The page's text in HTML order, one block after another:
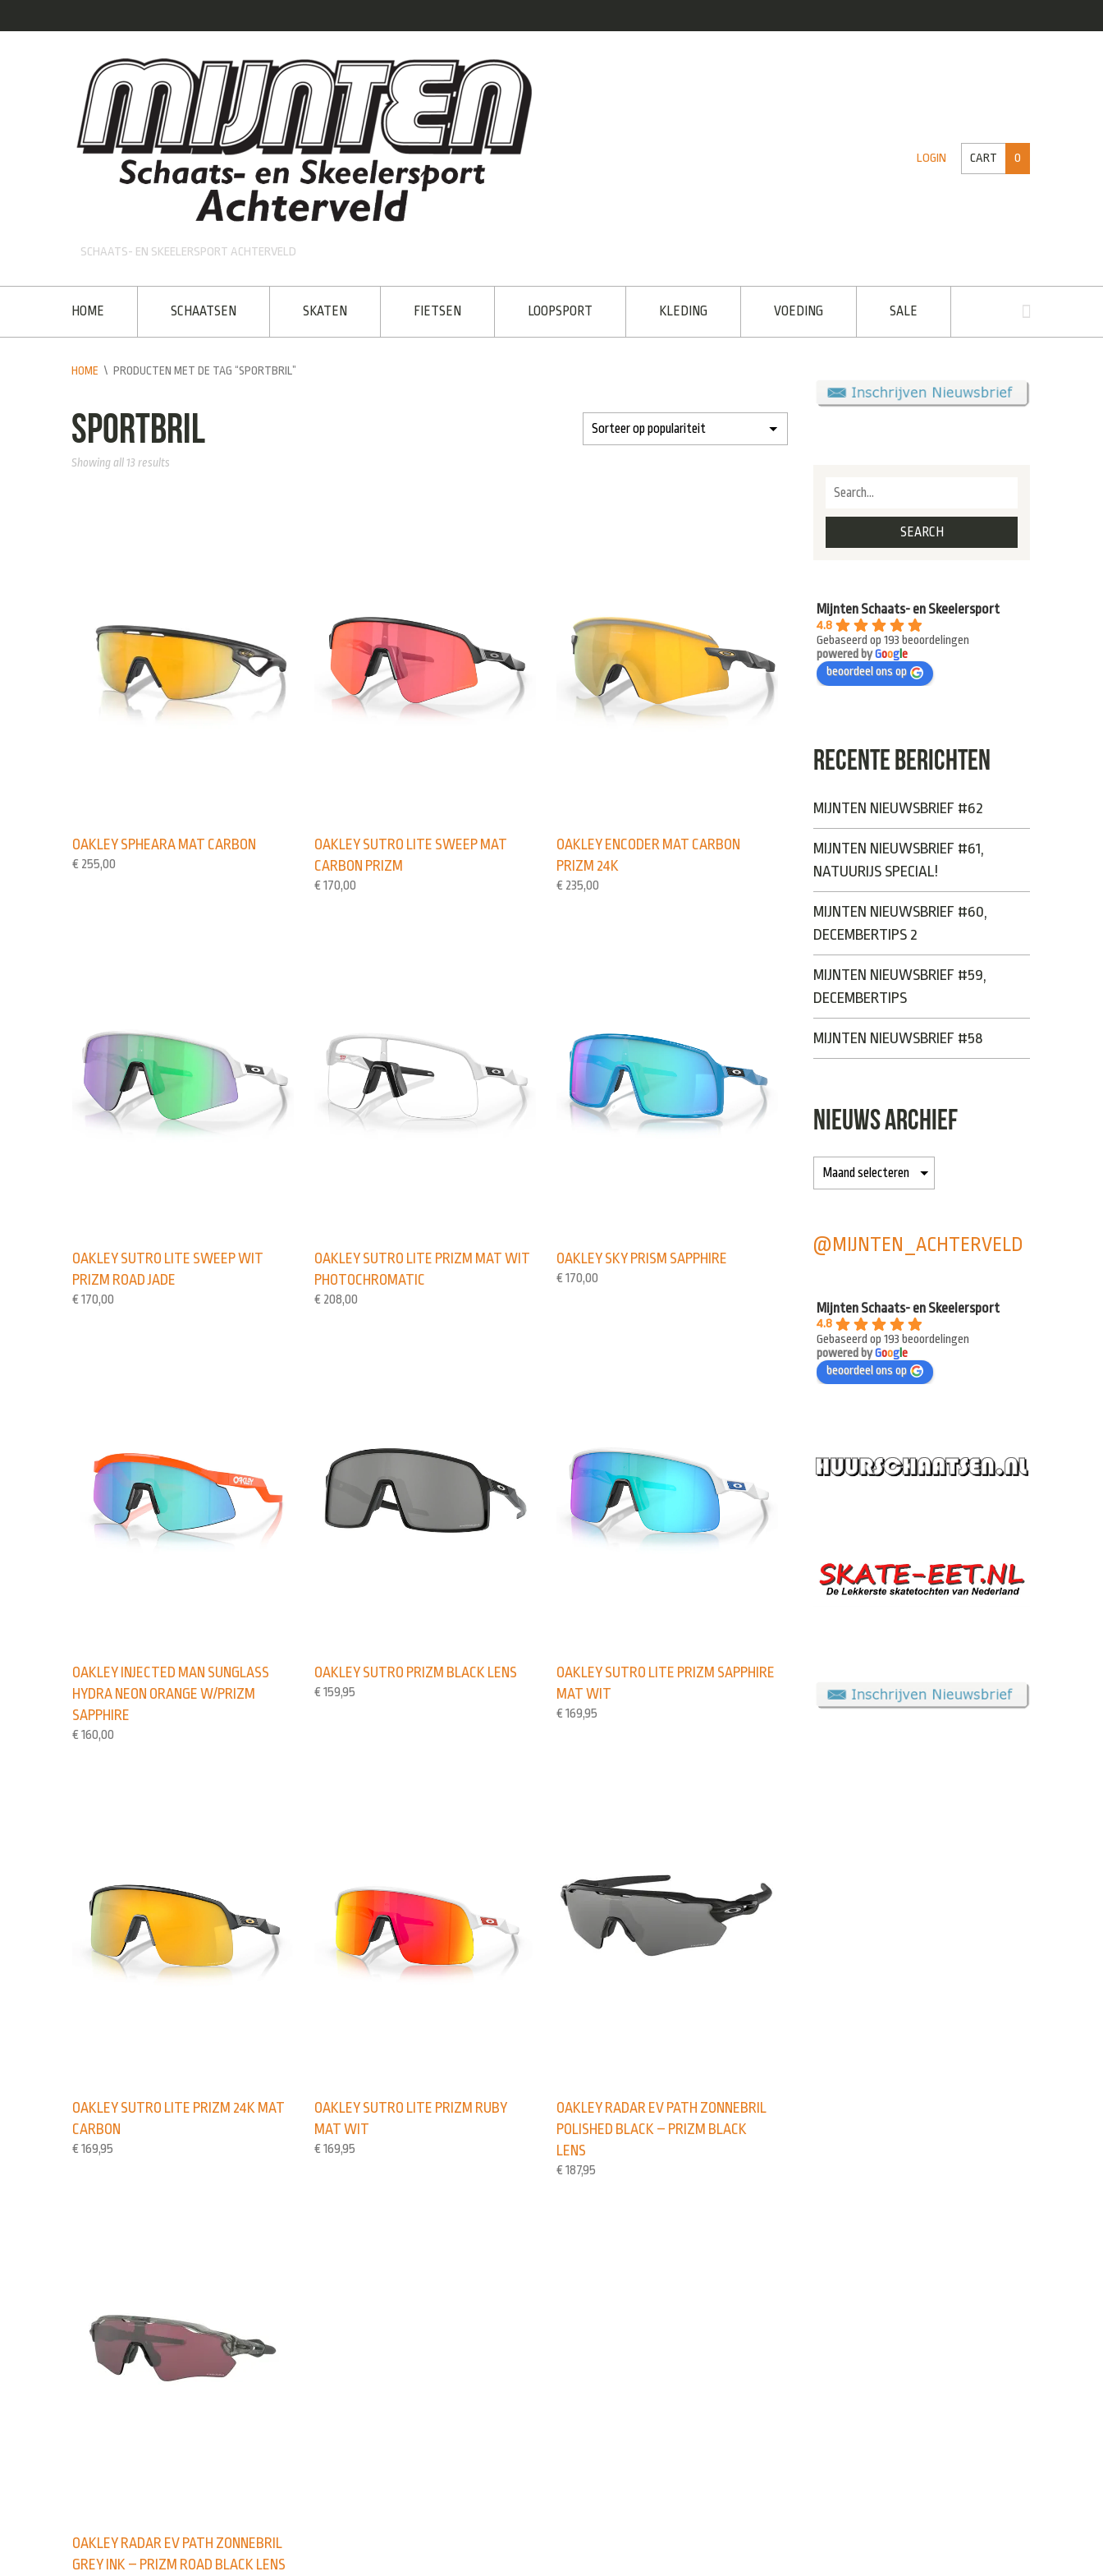
SCHAATS- EN SKEELERSPORT ACHTERVELD
LOGIN CART 0
HOME SCHAATSEN SKATEN FIETSEN LOOPSPORT KLEDING VOEDING SALE
HOME \ PRODUCTEN MET DE TAG “SPORTBRIL”
sportbril
Showing all 13 results
OAKLEY SPHEARA MAT CARBON
€ 255,00
OAKLEY SUTRO LITE SWEEP MAT
CARBON PRIZM
€ 170,00
OAKLEY ENCODER MAT CARBON
PRIZM 24K
€ 235,00
OAKLEY SUTRO LITE SWEEP WIT
PRIZM ROAD JADE
€ 170,00
OAKLEY SUTRO LITE PRIZM MAT WIT
PHOTOCHROMATIC
€ 208,00
OAKLEY SKY PRISM SAPPHIRE
€ 170,00
OAKLEY INJECTED MAN SUNGLASS
HYDRA NEON ORANGE W/PRIZM
SAPPHIRE
€ 160,00
OAKLEY SUTRO PRIZM BLACK LENS
€ 159,95
OAKLEY SUTRO LITE PRIZM SAPPHIRE
MAT WIT
€ 169,95
OAKLEY SUTRO LITE PRIZM 24K MAT
CARBON
€ 169,95
OAKLEY SUTRO LITE PRIZM RUBY
MAT WIT
€ 169,95
OAKLEY RADAR EV PATH ZONNEBRIL
POLISHED BLACK – PRIZM BLACK
LENS
€ 187,95
OAKLEY RADAR EV PATH ZONNEBRIL
GREY INK – PRIZM ROAD BLACK LENS
Mijnten Schaats- en Skeelersport
4.8
Gebaseerd op 193 beoordelingen
powered byGoogle
beoordeel ons op
RECENTE BERICHTEN
MIJNTEN NIEUWSBRIEF #62
MIJNTEN NIEUWSBRIEF #61,
NATUURIJS SPECIAL!
MIJNTEN NIEUWSBRIEF #60,
DECEMBERTIPS 2
MIJNTEN NIEUWSBRIEF #59,
DECEMBERTIPS
MIJNTEN NIEUWSBRIEF #58
NIEUWS ARCHIEF
@MIJNTEN_ACHTERVELD
Mijnten Schaats- en Skeelersport
4.8
Gebaseerd op 193 beoordelingen
powered byGoogle
beoordeel ons op